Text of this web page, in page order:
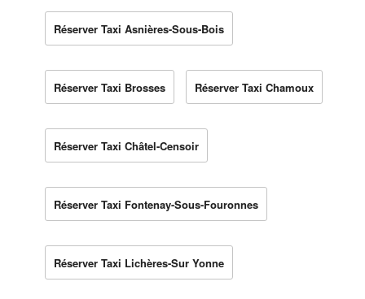
Réserver Taxi Asnières-Sous-Bois
Réserver Taxi Brosses Réserver Taxi Chamoux
Réserver Taxi Châtel-Censoir
Réserver Taxi Fontenay-Sous-Fouronnes
Réserver Taxi Lichères-Sur Yonne